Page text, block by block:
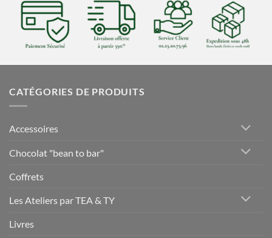
CATÉGORIES DE PRODUITS
Accessoires
Chocolat "bean to bar"
Coffrets
Les Ateliers par TEA & TY
Livres